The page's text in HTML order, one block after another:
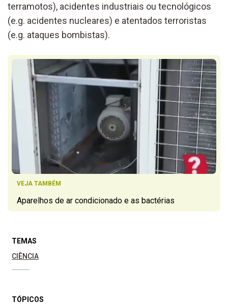
terramotos), acidentes industriais ou tecnológicos
(e.g. acidentes nucleares) e atentados terroristas
(e.g. ataques bombistas).
VEJA TAMBÉM
Aparelhos de ar condicionado e as bactérias
TEMAS
CIÊNCIA
TÓPICOS